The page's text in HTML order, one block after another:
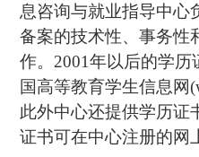
息咨询与就业指导中心
备案的技术性、事务性
作。2001年以后的学
国高等教育学生信息网
此外中心还提供学历证
证书可在中心注册的网